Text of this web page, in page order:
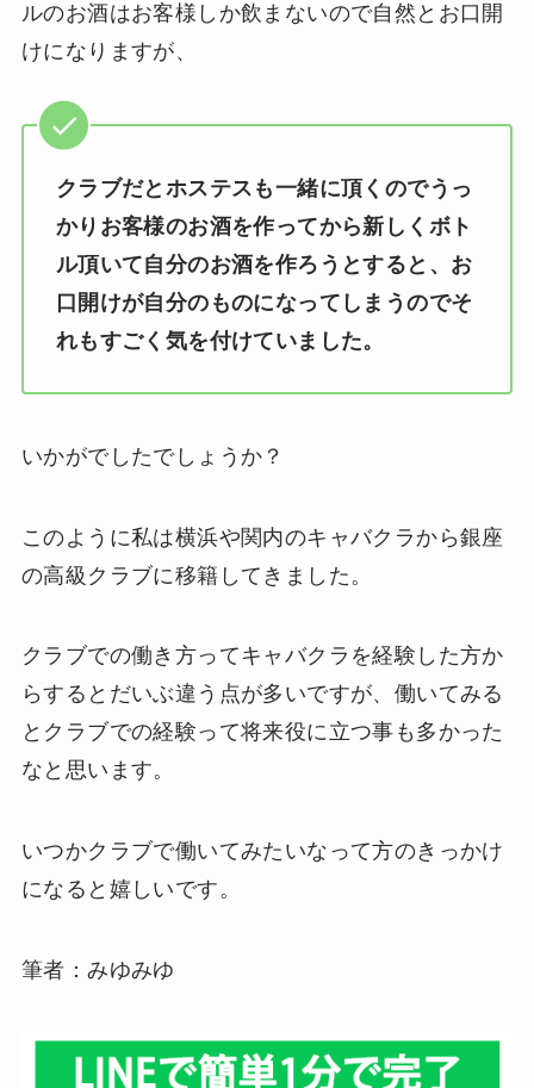
ルのお酒はお客様しか飲まないので自然とお口開
けになりますが、
クラブだとホステスも一緒に頂くのでうっ
かりお客様のお酒を作ってから新しくボト
ル頂いて自分のお酒を作ろうとすると、お
口開けが自分のものになってしまうのでそ
れもすごく気を付けていました。
いかがでしたでしょうか？
このように私は横浜や関内のキャバクラから銀座
の高級クラブに移籍してきました。
クラブでの働き方ってキャバクラを経験した方か
らするとだいぶ違う点が多いですが、働いてみる
とクラブでの経験って将来役に立つ事も多かった
なと思います。
いつかクラブで働いてみたいなって方のきっかけ
になると嬉しいです。
筆者：みゆみゆ